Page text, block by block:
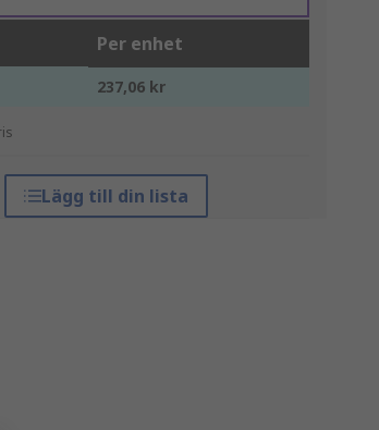
Per enhet
237,06 kr
Lägg till din lista